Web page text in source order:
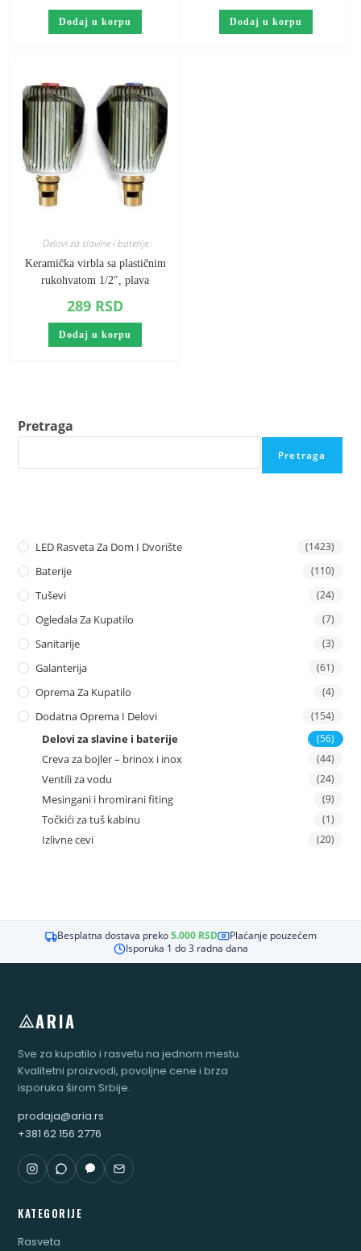
Dodaj u korpu Dodaj u korpu
Delovi za slavine i baterije
Keramička virbla sa plastičnim
rukohvatom 1/2″, plava
289 RSD
Dodaj u korpu
Pretraga
Pretraga
LED Rasveta Za Dom I Dvorište (1423)
Baterije (110)
Tuševi (24)
Ogledala Za Kupatilo (7)
Sanitarije (3)
Galanterija (61)
Oprema Za Kupatilo (4)
Dodatna Oprema I Delovi (154)
Delovi za slavine i baterije (56)
Creva za bojler – brinox i inox (44)
Ventili za vodu (24)
Mesingani i hromirani fiting (9)
Točkići za tuš kabinu (1)
Izlivne cevi (20)
Besplatna dostava preko5.000 RSD
Plaćanje pouzećem
Isporuka 1 do 3 radna dana
ARIA
Sve za kupatilo i rasvetu na jednom mestu.
Kvalitetni proizvodi, povoljne cene i brza
isporuka širom Srbije.
prodaja@aria.rs
+381 62 156 2776
KATEGORIJE
Rasveta